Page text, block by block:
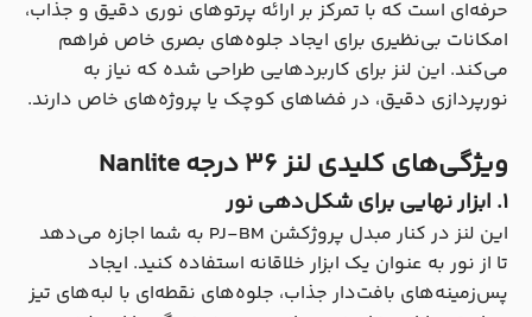
حرفه‌ای است که با تمرکز بر ارائه پرتوهای نوری دقیق و جذاب،
امکانات بی‌نظیری برای ایجاد جلوه‌های بصری خاص فراهم
می‌کند. این لنز برای کاربردهایی طراحی شده که نیاز به
نورپردازی دقیق، در فضاهای کوچک یا پروژه‌های خاص دارند.
ویژگی‌های کلیدی لنز 36 درجه Nanlite
۱. ابزار نهایی برای شکل‌دهی نور
این لنز در کنار مبدل پروژکشن PJ-BM به شما اجازه می‌دهد
تا از نور به عنوان یک ابزار خلاقانه استفاده کنید. ایجاد
پس‌زمینه‌های بافت‌دار جذاب، جلوه‌های نقطه‌ای با لبه‌های تیز